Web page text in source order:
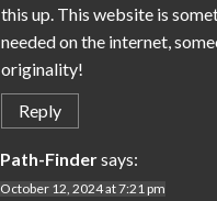
this up. This website is
needed on the internet,
originality!
Reply
Path-Findersays:
October 12, 2024 at 7:21 pm